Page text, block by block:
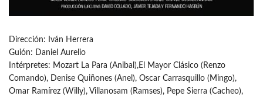
Dirección: Iván Herrera
Guión: Daniel Aurelio
Intérpretes: Mozart La Para (Anibal),El Mayor Clásico (Renzo
Comando), Denise Quiñones (Anel), Oscar Carrasquillo (Mingo),
Omar Ramírez (Willy), Villanosam (Ramses), Pepe Sierra (Cacheo),